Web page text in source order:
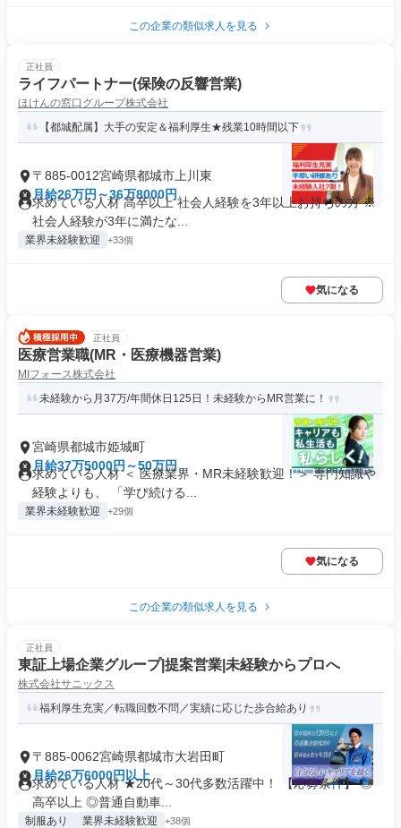
この企業の類似求人を見る
正社員
ライフパートナー(保険の反響営業)
ほけんの窓口グループ株式会社
【都城配属】大手の安定＆福利厚生★残業10時間以下
〒885-0012宮崎県都城市上川東
月給26万円～36万8000円
求めている人材 高卒以上 社会人経験を3年以上お持ちの方 ※
社会人経験が3年に満たな...
業界未経験歓迎 +33個
気になる
正社員
医療営業職(MR・医療機器営業)
MIフォース株式会社
未経験から月37万/年間休日125日！未経験からMR営業に！
宮崎県都城市姫城町
月給37万5000円～50万円
求めている人材 ＜ 医療業界・MR未経験歓迎！＞ 専門知識や
経験よりも、 「学び続ける...
業界未経験歓迎 +29個
気になる
この企業の類似求人を見る
正社員
東証上場企業グループ|提案営業|未経験からプロへ
株式会社サニックス
福利厚生充実／転職回数不問／実績に応じた歩合給あり
〒885-0062宮崎県都城市大岩田町
月給26万6000円以上
求めている人材 ★20代～30代多数活躍中！ 【応募条件】 ◎
高卒以上 ◎普通自動車...
制服あり 業界未経験歓迎 +38個